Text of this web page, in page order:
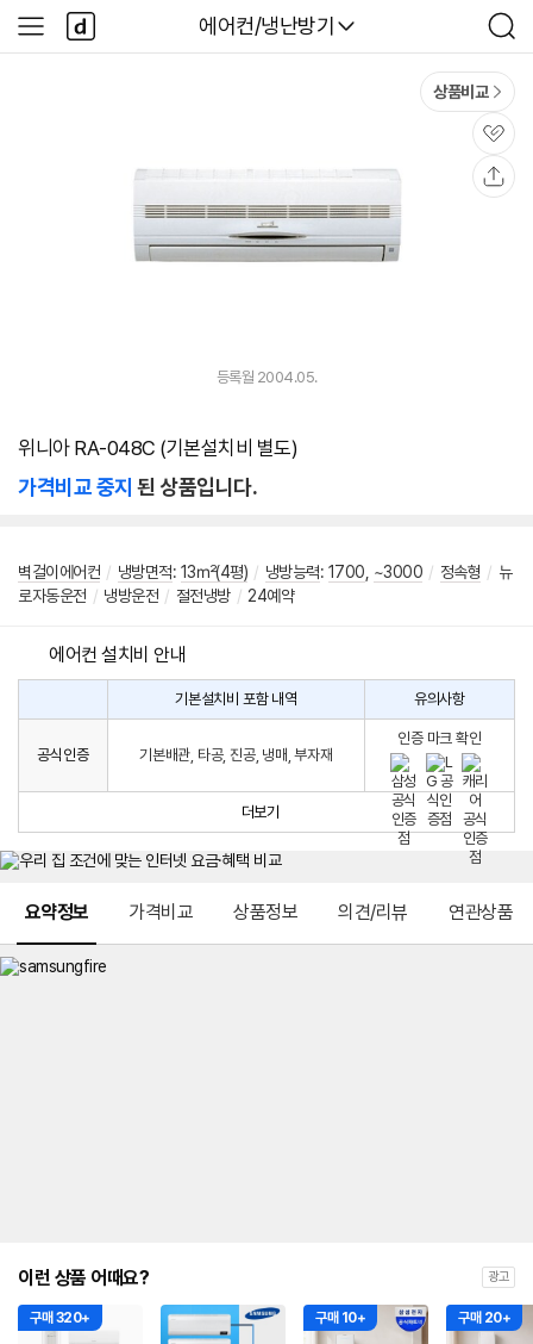
다나와
에어컨/냉난방기
검
색
사
이
다
나
와
상품비교
관
심
등록월 2004.05.
위니아 RA-048C (기본설치비 별도)
가격비교 중지 된 상품입니다.
벽걸이에어컨 / 냉방면적: 13㎡(4평) / 냉방능력: 1700 ~3000 / 정속형 / 뉴
로자동운전 / 냉방운전 / 절전냉방 / 24예약
에어컨 설치비 안내
구
시
생
는
치
비
컨
설
기본설치비 포함 내역 유의사항
공식인증 기본배관, 타공, 진공, 냉매, 부자재
인증 마크 확인
더보기
요약정보 가격비교 상품정보 의견/리뷰 연관상품
이런 상품 어때요? 광고
구매 320+ 구매 10+ 구매 20+